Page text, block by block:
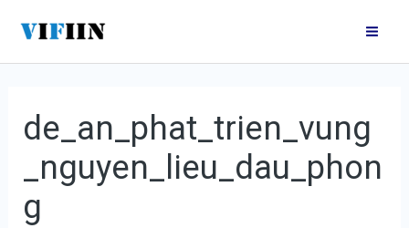
nội
de_an_phat_trien_vung
_nguyen_lieu_dau_phon
g
hướng
bài